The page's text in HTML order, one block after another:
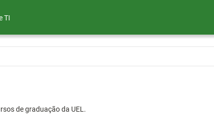
TI
de graduação da UEL.